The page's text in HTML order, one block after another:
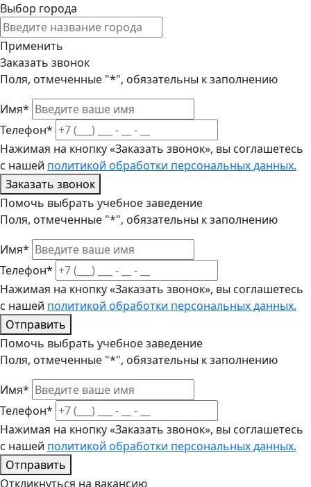
Выбор города
Применить
Заказать звонок
Поля, отмеченные "*", обязательны к заполнению
Имя*
Телефон*
Нажимая на кнопку «Заказать звонок», вы соглашетесь
с нашей политикой обработки персональных данных.
Заказать звонок
Помочь выбрать учебное заведение
Поля, отмеченные "*", обязательны к заполнению
Имя*
Телефон*
Нажимая на кнопку «Заказать звонок», вы соглашетесь
с нашей политикой обработки персональных данных.
Отправить
Помочь выбрать учебное заведение
Поля, отмеченные "*", обязательны к заполнению
Имя*
Телефон*
Нажимая на кнопку «Заказать звонок», вы соглашетесь
с нашей политикой обработки персональных данных.
Отправить
Откликнуться на вакансию